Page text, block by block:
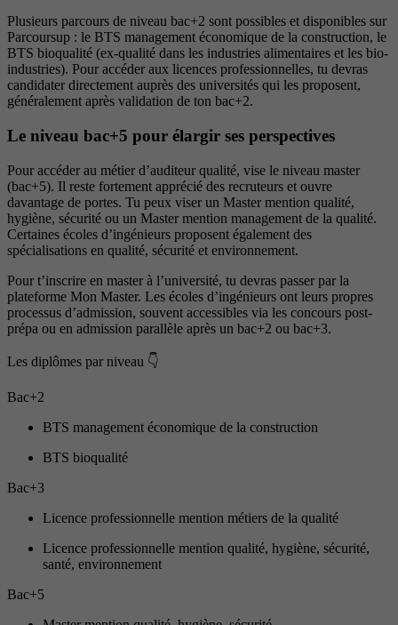
Plusieurs parcours de niveau bac+2 sont possibles et disponibles sur
Parcoursup : le BTS management économique de la construction, le
BTS bioqualité (ex-qualité dans les industries alimentaires et les bio-
industries). Pour accéder aux licences professionnelles, tu devras
candidater directement auprès des universités qui les proposent,
généralement après validation de ton bac+2.
Le niveau bac+5 pour élargir ses perspectives
Pour accéder au métier d’auditeur qualité, vise le niveau master
(bac+5). Il reste fortement apprécié des recruteurs et ouvre
davantage de portes. Tu peux viser un Master mention qualité,
hygiène, sécurité ou un Master mention management de la qualité.
Certaines écoles d’ingénieurs proposent également des
spécialisations en qualité, sécurité et environnement.
Pour t’inscrire en master à l’université, tu devras passer par la
plateforme Mon Master. Les écoles d’ingénieurs ont leurs propres
processus d’admission, souvent accessibles via les concours post-
prépa ou en admission parallèle après un bac+2 ou bac+3.
Les diplômes par niveau 👇
Bac+2
BTS management économique de la construction
BTS bioqualité
Bac+3
Licence professionnelle mention métiers de la qualité
Licence professionnelle mention qualité, hygiène, sécurité,
santé, environnement
Bac+5